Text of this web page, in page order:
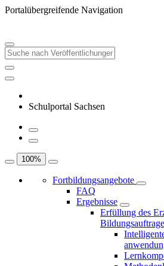
Portalübergreifende Navigation
Schulportal Sachsen
100%
Fortbildungsangebote
FAQ
Ergebnisse
Erfüllung des